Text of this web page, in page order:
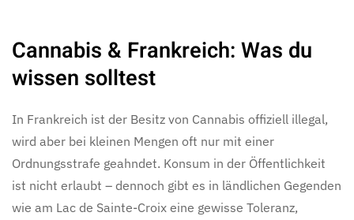
Cannabis & Frankreich: Was du
wissen solltest
In Frankreich ist der Besitz von Cannabis offiziell illegal,
wird aber bei kleinen Mengen oft nur mit einer
Ordnungsstrafe geahndet. Konsum in der Öffentlichkeit
ist nicht erlaubt – dennoch gibt es in ländlichen Gegenden
wie am Lac de Sainte-Croix eine gewisse Toleranz,